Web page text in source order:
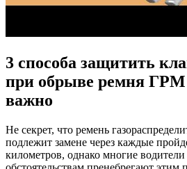
3 способа защитить
при обрыве ремня ГРМ
важно
Не секрет, что ремень
подлежит замене через каждые
километров, однако многие